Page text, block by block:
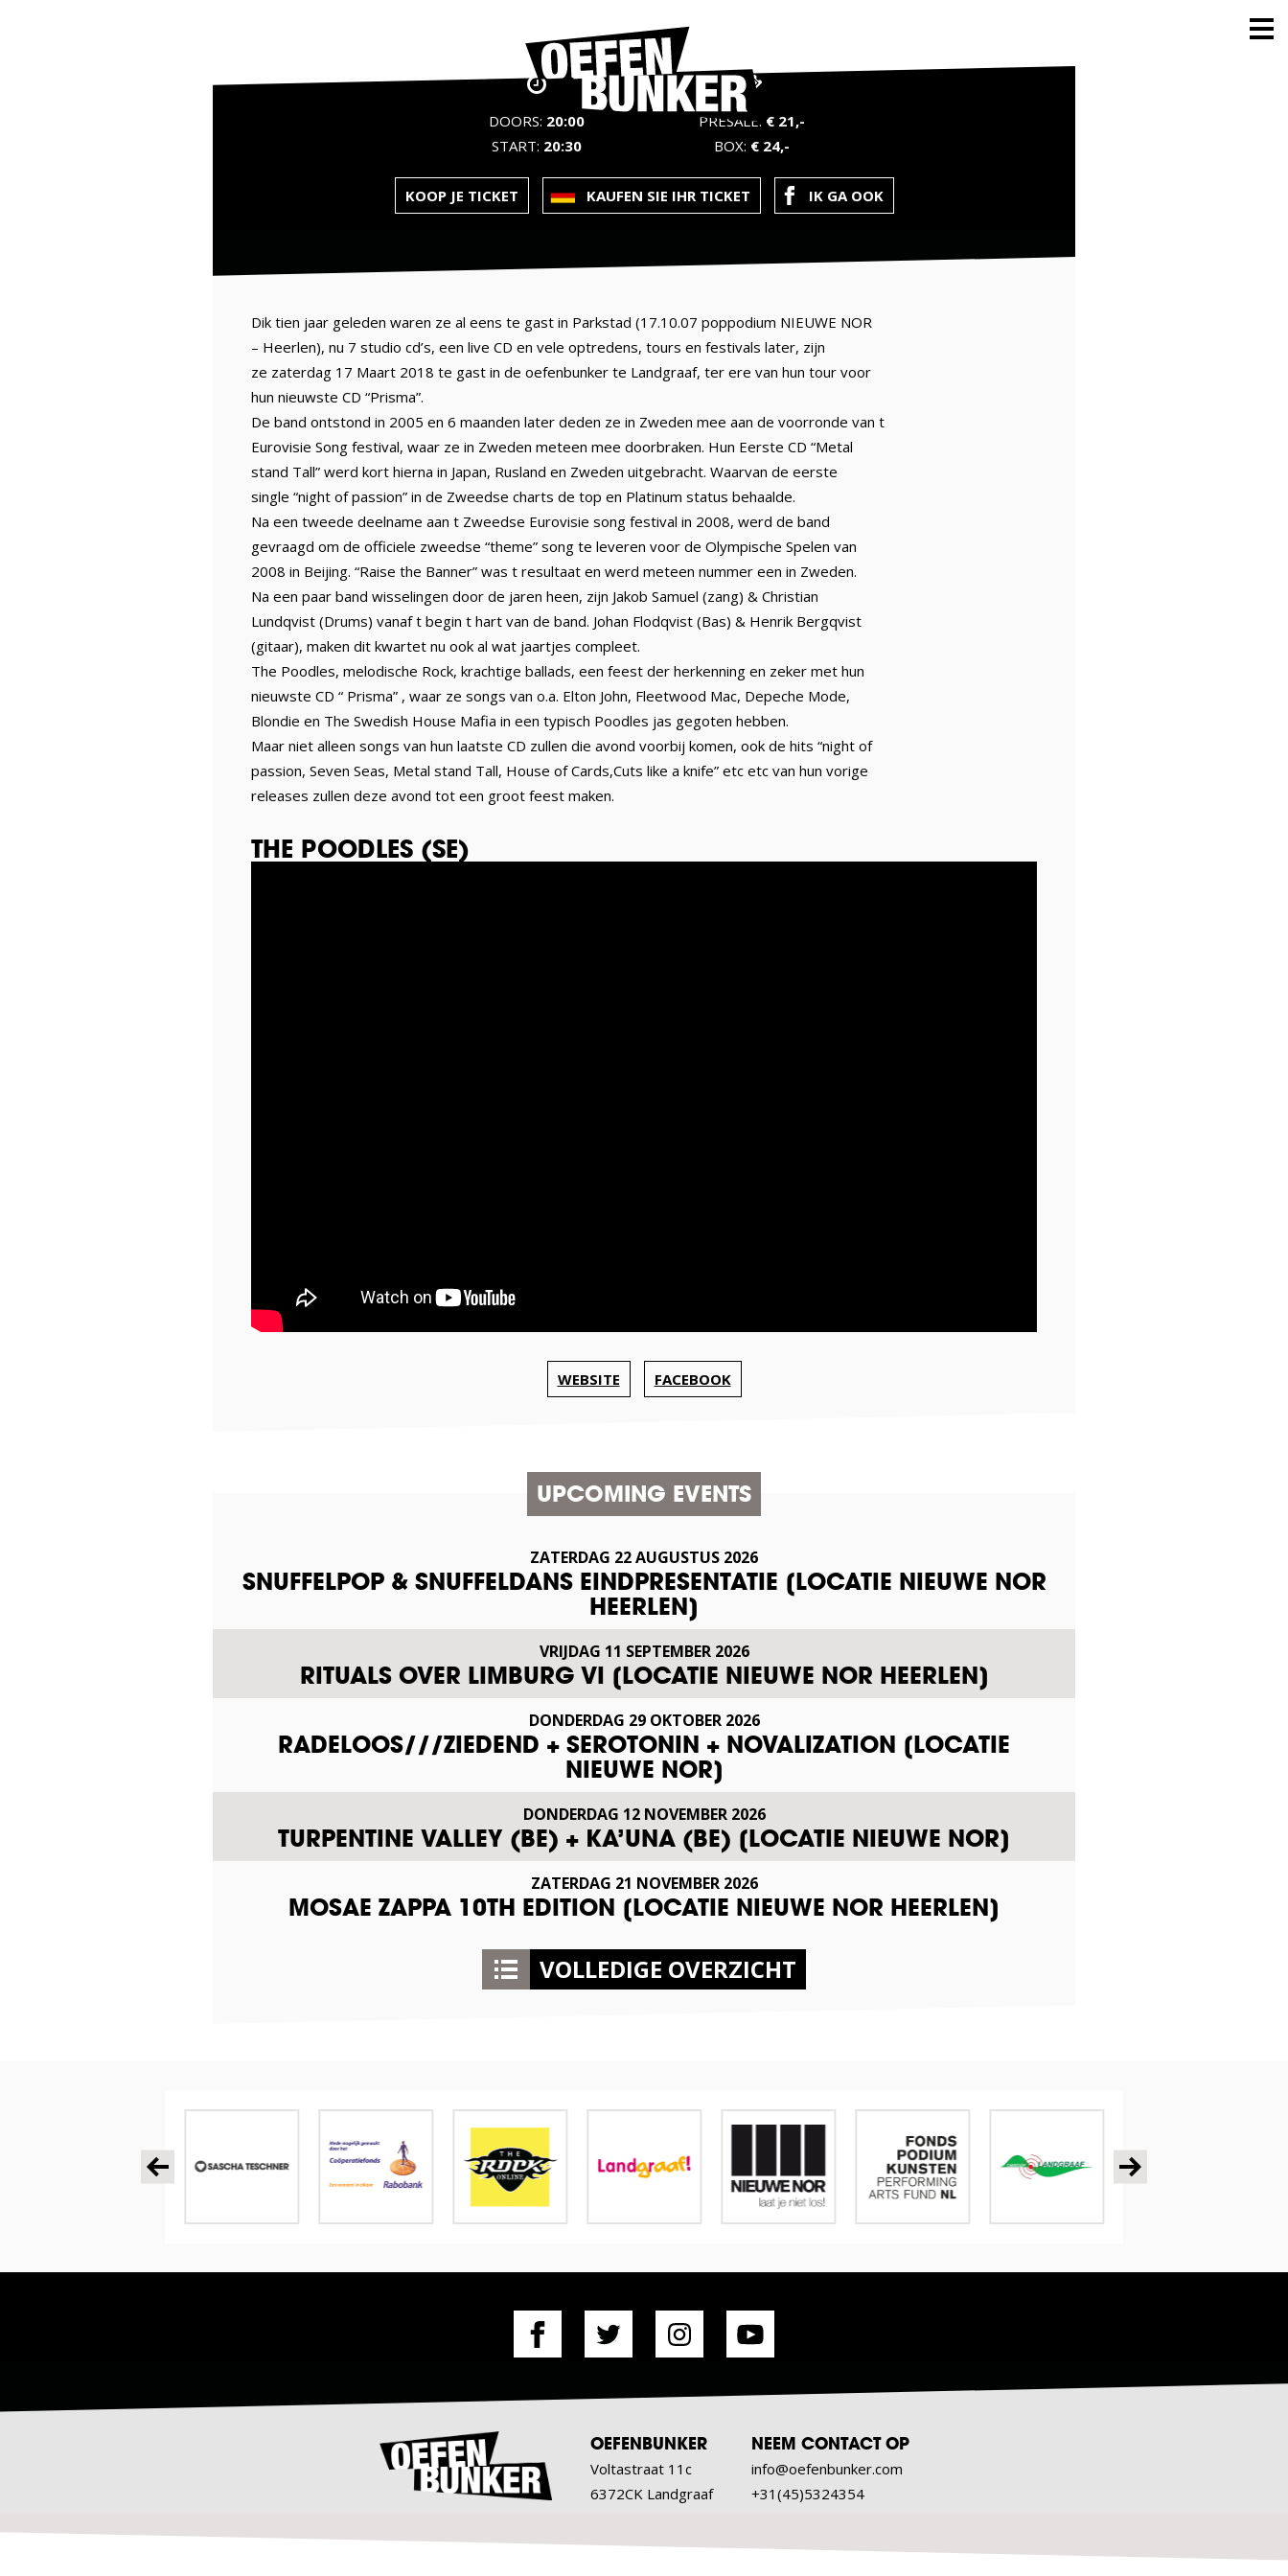
DOORS: 20:00
START: 20:30
PRESALE: € 21,-
BOX: € 24,-
KOOP JE TICKET KAUFEN SIE IHR TICKET IK GA OOK
Dik tien jaar geleden waren ze al eens te gast in Parkstad (17.10.07 poppodium NIEUWE NOR
– Heerlen), nu 7 studio cd’s, een live CD en vele optredens, tours en festivals later, zijn
ze zaterdag 17 Maart 2018 te gast in de oefenbunker te Landgraaf, ter ere van hun tour voor
hun nieuwste CD “Prisma”.
De band ontstond in 2005 en 6 maanden later deden ze in Zweden mee aan de voorronde van t
Eurovisie Song festival, waar ze in Zweden meteen mee doorbraken. Hun Eerste CD “Metal
stand Tall” werd kort hierna in Japan, Rusland en Zweden uitgebracht. Waarvan de eerste
single “night of passion” in de Zweedse charts de top en Platinum status behaalde.
Na een tweede deelname aan t Zweedse Eurovisie song festival in 2008, werd de band
gevraagd om de officiele zweedse “theme” song te leveren voor de Olympische Spelen van
2008 in Beijing. “Raise the Banner” was t resultaat en werd meteen nummer een in Zweden.
Na een paar band wisselingen door de jaren heen, zijn Jakob Samuel (zang) & Christian
Lundqvist (Drums) vanaf t begin t hart van de band. Johan Flodqvist (Bas) & Henrik Bergqvist
(gitaar), maken dit kwartet nu ook al wat jaartjes compleet.
The Poodles, melodische Rock, krachtige ballads, een feest der herkenning en zeker met hun
nieuwste CD “ Prisma” , waar ze songs van o.a. Elton John, Fleetwood Mac, Depeche Mode,
Blondie en The Swedish House Mafia in een typisch Poodles jas gegoten hebben.
Maar niet alleen songs van hun laatste CD zullen die avond voorbij komen, ook de hits “night of
passion, Seven Seas, Metal stand Tall, House of Cards,Cuts like a knife” etc etc van hun vorige
releases zullen deze avond tot een groot feest maken.
THE POODLES (SE)
WEBSITE FACEBOOK
UPCOMING EVENTS
ZATERDAG 22AUGUSTUS 2026
SNUFFELPOP & SNUFFELDANS EINDPRESENTATIE [LOCATIE NIEUWE NOR
HEERLEN]
VRIJDAG 11 SEPTEMBER 2026
RITUALS OVER LIMBURG VI [LOCATIE NIEUWE NOR HEERLEN]
DONDERDAG 29 OKTOBER 2026
RADELOOS///ZIEDEND + SEROTONIN + NOVALIZATION [LOCATIE
NIEUWE NOR]
DONDERDAG 12 NOVEMBER 2026
TURPENTINE VALLEY (BE) + KA’UNA (BE) [LOCATIE NIEUWE NOR]
ZATERDAG 21 NOVEMBER 2026
MOSAE ZAPPA 10TH EDITION [LOCATIE NIEUWE NOR HEERLEN]
VOLLEDIGE OVERZICHT
OEFENBUNKER
Voltastraat 11c
6372CK Landgraaf
NEEM CONTACT OP
info@oefenbunker.com
+31(45)5324354